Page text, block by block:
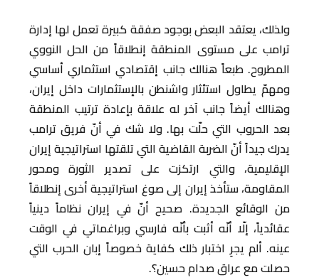
ولذلك، يعتقد البعض بوجود صفقة كبيرة تعمل لها إدارة
ترامب على مستوى المنطقة إنطلاقاً من الحل النووي
المطروح. طبعاً هنالك جانب إقتصادي استثماري أساسي
ومهمّ يطاول استئثار واشنطن بالإستثمارات داخل إيران،
وهنالك أيضاً جانب آخر له علاقة بإعادة ترتيب المنطقة
بعد الحروب التي حلّت بها. ولا شك في أنّ فريق ترامب
يدرك جيداً أنّ الضربة القاضية التي تلقتها استراتيجية إيران
الإقليمية، والتي ارتكزت على تصدير الثورة ومحور
المقاومة، ستأخذ إيران إلى صوغ استراتيجية أخرى إنطلاقاً
من الوقائع الجديدة. صحيح أنّ في إيران نظاماً دينياً
عقائدياً، إلّا أنّه أثبت بأنّه فارسي وبراغماتي في الوقت
عينه. ألم يجرِ اختبار ذلك كفاية خصوصاً إبان الحرب التي
حصلت مع عراق صدام حسين؟.